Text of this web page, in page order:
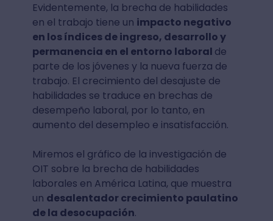
Evidentemente, la brecha de habilidades
en el trabajo tiene un impacto negativo
en los índices de ingreso, desarrollo y
permanencia en el entorno laboral de
parte de los jóvenes y la nueva fuerza de
trabajo. El crecimiento del desajuste de
habilidades se traduce en brechas de
desempeño laboral, por lo tanto, en
aumento del desempleo e insatisfacción.
Miremos el gráfico de la investigación de
OIT sobre la brecha de habilidades
laborales en América Latina, que muestra
un desalentador crecimiento paulatino
de la desocupación.